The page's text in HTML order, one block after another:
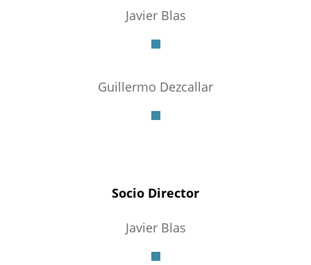
Javier Blas
Guillermo Dezcallar
Socio Director
Javier Blas